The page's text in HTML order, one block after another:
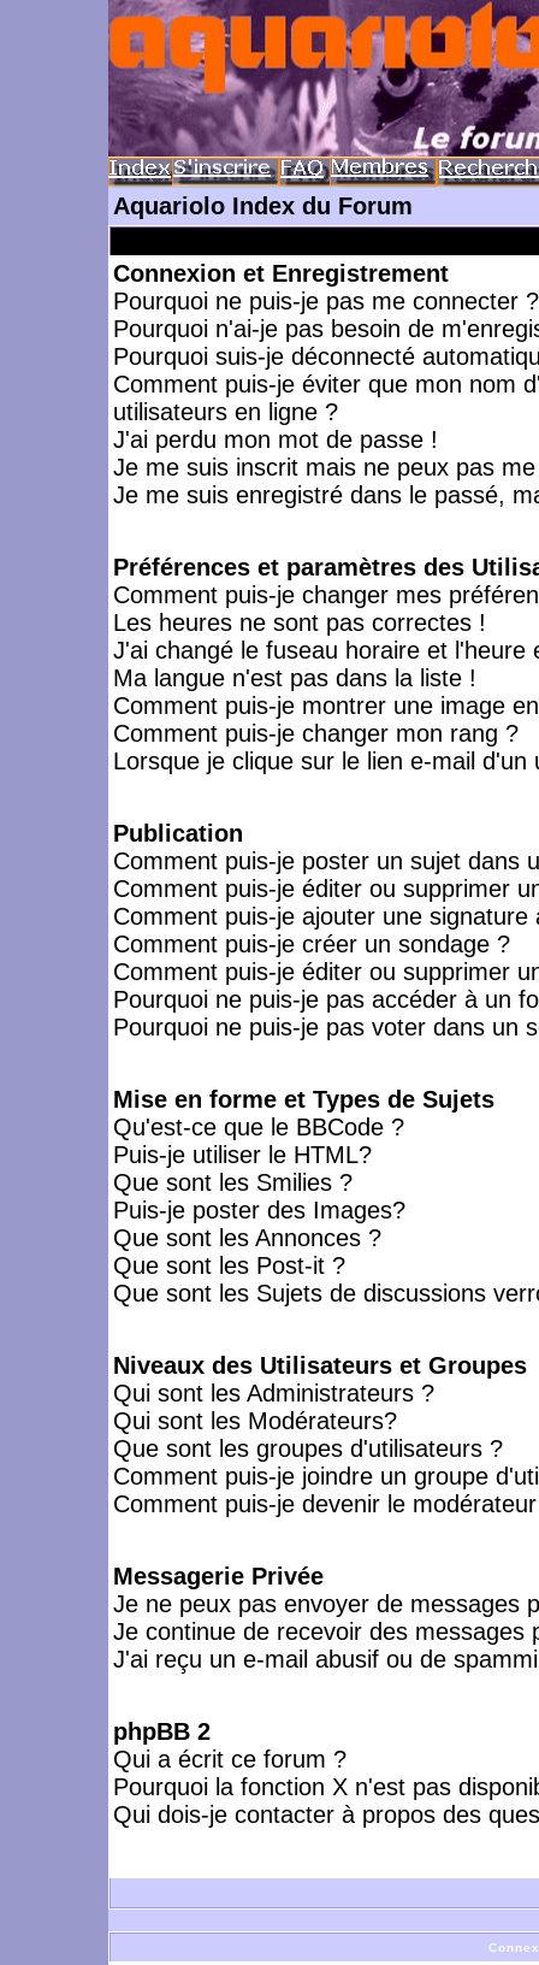
Aquariolo Index du Forum
Connexion et Enregistrement
Pourquoi ne puis-je pas me connecter ?
Pourquoi n'ai-je pas besoin de
Pourquoi suis-je déconnecté
Comment puis-je éviter que mon nom
utilisateurs en ligne ?
J'ai perdu mon mot de passe !
Je me suis inscrit mais ne peux pas
Je me suis enregistré dans le passé,
Préférences et paramètres des
Comment puis-je changer mes
Les heures ne sont pas correctes !
J'ai changé le fuseau horaire et l'heure
Ma langue n'est pas dans la liste !
Comment puis-je montrer une image
Comment puis-je changer mon rang ?
Lorsque je clique sur le lien e-mail
Publication
Comment puis-je poster un sujet dans
Comment puis-je éditer ou supprimer
Comment puis-je ajouter une signature
Comment puis-je créer un sondage ?
Comment puis-je éditer ou supprimer
Pourquoi ne puis-je pas accéder à un
Pourquoi ne puis-je pas voter dans un
Mise en forme et Types de Sujets
Qu'est-ce que le BBCode ?
Puis-je utiliser le HTML?
Que sont les Smilies ?
Puis-je poster des Images?
Que sont les Annonces ?
Que sont les Post-it ?
Que sont les Sujets de discussions
Niveaux des Utilisateurs et Groupes
Qui sont les Administrateurs ?
Qui sont les Modérateurs?
Que sont les groupes d'utilisateurs ?
Comment puis-je joindre un groupe
Comment puis-je devenir le
Messagerie Privée
Je ne peux pas envoyer de messages
Je continue de recevoir des messages
J'ai reçu un e-mail abusif ou de
phpBB 2
Qui a écrit ce forum ?
Pourquoi la fonction X n'est pas
Qui dois-je contacter à propos des